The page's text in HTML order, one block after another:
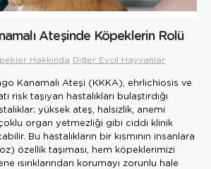
Ateşinde Köpeklerin Rolü
Hakkında Diğer Evcil Hayvanlar
Kanamalı Ateşi (KKKA), ehrlichiosis ve
taşıyan hastalıkları bulaştırdığı
yüksek ateş, halsizlik, anemi
organ yetmezliği gibi ciddi klinik
Bu hastalıkların bir kısmının insanlara
özellik taşıması, hem köpeklerimizi
ısırıklarından korumayı zorunlu hale